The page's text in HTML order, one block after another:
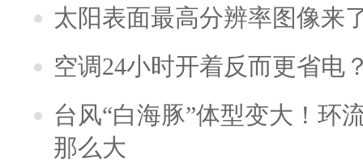
太阳表面最高分辨率图像来
空调24小时开着反而更省电
台风“白海豚”体型变大！环
那么大